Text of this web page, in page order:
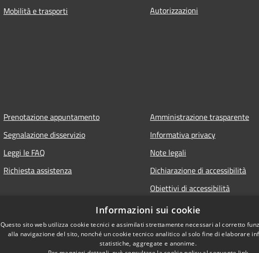
Mobilità e trasporti
Autorizzazioni
Prenotazione appuntamento
Segnalazione disservizio
Leggi le FAQ
Richiesta assistenza
Amministrazione trasparente
Informativa privacy
Note legali
Dichiarazione di accessibilità
Obiettivi di accessibilità
Informazioni sui cookie
Questo sito web utilizza cookie tecnici e assimilati strettamente necessari al corretto
alla navigazione del sito, nonché un cookie tecnico analitico al solo fine di elaborare
statistiche, aggregate e anonime.